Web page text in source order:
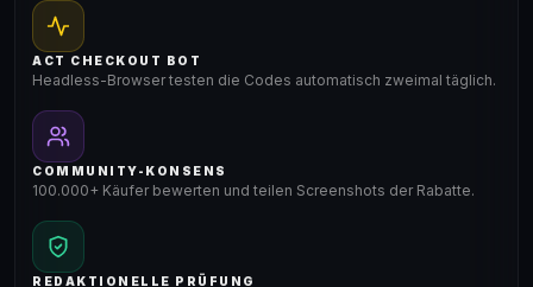
ACT CHECKOUT BOT
Headless-Browser testen die Codes automatisch zweimal täglich.
COMMUNITY-KONSENS
100.000+ Käufer bewerten und teilen Screenshots der Rabatte.
REDAKTIONELLE PRÜFUNG